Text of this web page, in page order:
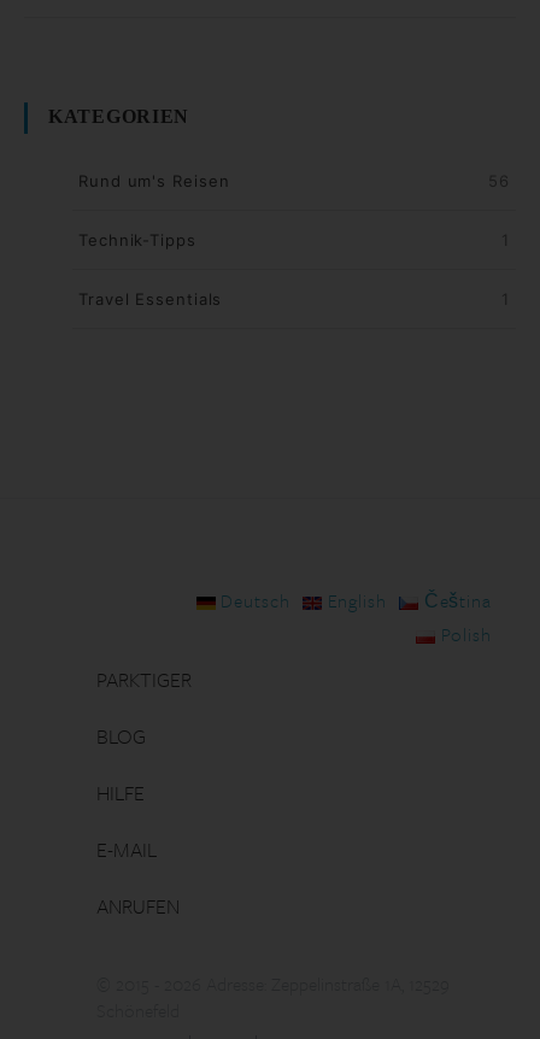
KATEGORIEN
Rund um's Reisen 56
Technik-Tipps 1
Travel Essentials 1
Deutsch English
Čeština
Polish
PARKTIGER
BLOG
HILFE
E-MAIL
ANRUFEN